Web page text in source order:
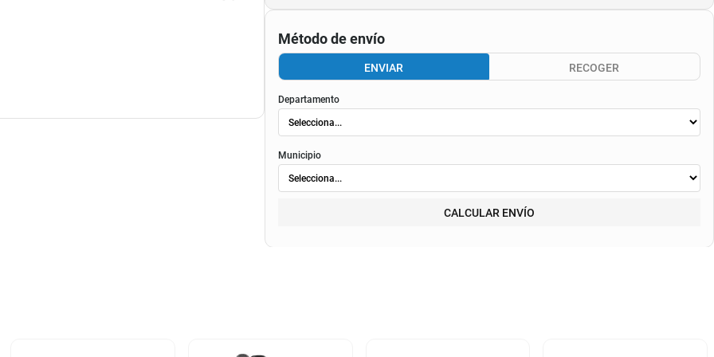
virtual.
Método de envío
ENVIAR RECOGER
Departamento
Municipio
CALCULAR ENVÍO